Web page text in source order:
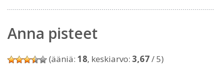
Anna pisteet
(ääniä: 18, keskiarvo: 3,67/ 5)